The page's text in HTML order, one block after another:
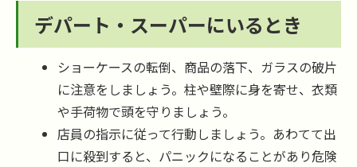
デパート・スーパーにいるとき
ショーケースの転倒、商品の落下、ガラスの破片
に注意をしましょう。柱や壁際に身を寄せ、衣類
や手荷物で頭を守りましょう。
店員の指示に従って行動しましょう。あわてて出
口に殺到すると、パニックになることがあり危険